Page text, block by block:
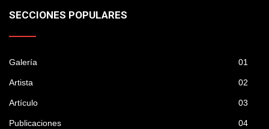
SECCIONES POPULARES
Galería 01
Artista 02
Artículo 03
Publicaciones 04